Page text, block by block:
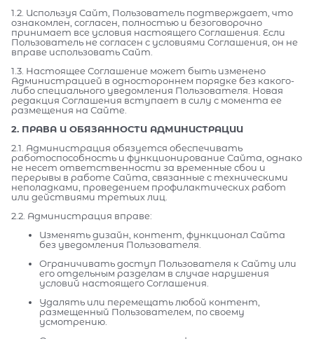
1.2. Используя Сайт, Пользователь подтверждает, что
ознакомлен, согласен, полностью и безоговорочно
принимает все условия настоящего Соглашения. Если
Пользователь не согласен с условиями Соглашения, он не
вправе использовать Сайт.
1.3. Настоящее Соглашение может быть изменено
Администрацией в одностороннем порядке без какого-
либо специального уведомления Пользователя. Новая
редакция Соглашения вступает в силу с момента ее
размещения на Сайте.
2. ПРАВА И ОБЯЗАННОСТИ АДМИНИСТРАЦИИ
2.1. Администрация обязуется обеспечивать
работоспособность и функционирование Сайта, однако
не несет ответственности за временные сбои и
перерывы в работе Сайта, связанные с техническими
неполадками, проведением профилактических работ
или действиями третьих лиц.
2.2. Администрация вправе:
Изменять дизайн, контент, функционал Сайта
без уведомления Пользователя.
Ограничивать доступ Пользователя к Сайту или
его отдельным разделам в случае нарушения
условий настоящего Соглашения.
Удалять или перемещать любой контент,
размещенный Пользователем, по своему
усмотрению.